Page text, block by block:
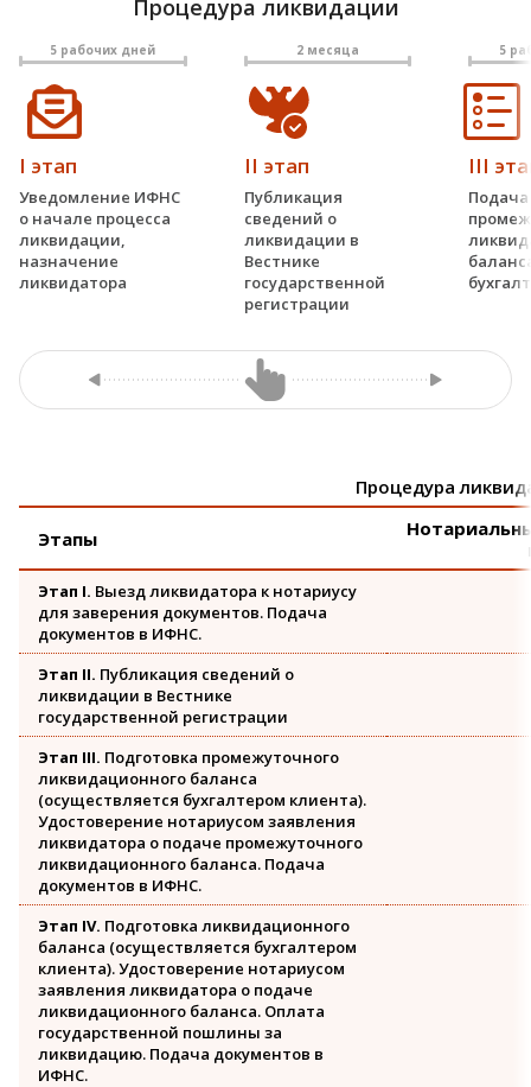
юридических лиц
иностранным компаниям
Процедура ликвидации
5 рабочих дней 2 месяца 5
I этап
Уведомление ИФНС
о начале процесса
ликвидации,
назначение
ликвидатора
II этап
Публикация
сведений о
ликвидации в
Вестнике
государственной
регистрации
III
Подача
Процедура
Этапы
Этап I. Выезд ликвидатора к нотариусу
для заверения документов. Подача
документов в ИФНС.
Этап II. Публикация сведений о
ликвидации в Вестнике
государственной регистрации
Этап III. Подготовка промежуточного
ликвидационного баланса
(осуществляется бухгалтером клиента).
Удостоверение нотариусом заявления
ликвидатора о подаче промежуточного
ликвидационного баланса. Подача
документов в ИФНС.
Этап IV. Подготовка ликвидационного
баланса (осуществляется бухгалтером
клиента). Удостоверение нотариусом
заявления ликвидатора о подаче
ликвидационного баланса. Оплата
государственной пошлины за
ликвидацию. Подача документов в
ИФНС.
Заказать
Заказать